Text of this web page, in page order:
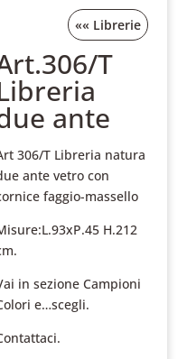
«« Librerie
T
ante
306/T Libreria natura
ante vetro con
faggio-massello
H.212
in sezione Campioni
e…scegli.